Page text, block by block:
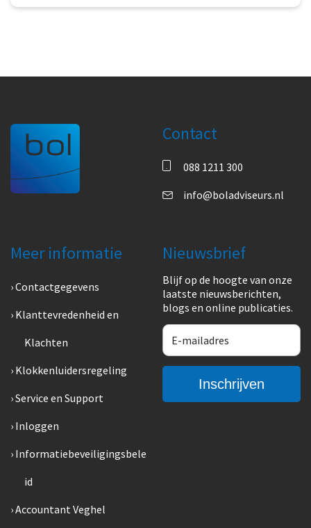
Contact
088 1211 300
info@boladviseurs.nl
Meer informatie
Contactgegevens
Klanttevredenheid en
Klachten
Klokkenluidersregeling
Service en Support
Inloggen
Informatiebeveiligingsbele
id
Accountant Veghel
Nieuwsbrief
Blijf op de hoogte van onze
laatste nieuwsberichten,
blogs en online publicaties.